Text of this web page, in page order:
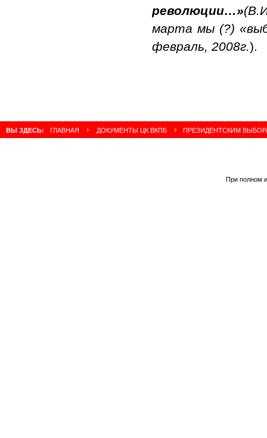
революции…»
марта мы (?)
февраль, 2008г.).
ВЫ ЗДЕСЬ: ГЛАВНАЯ ДОКУМЕНТЫ ЦК ВКПБ ПРЕЗИДЕНТСКИМ
При полном